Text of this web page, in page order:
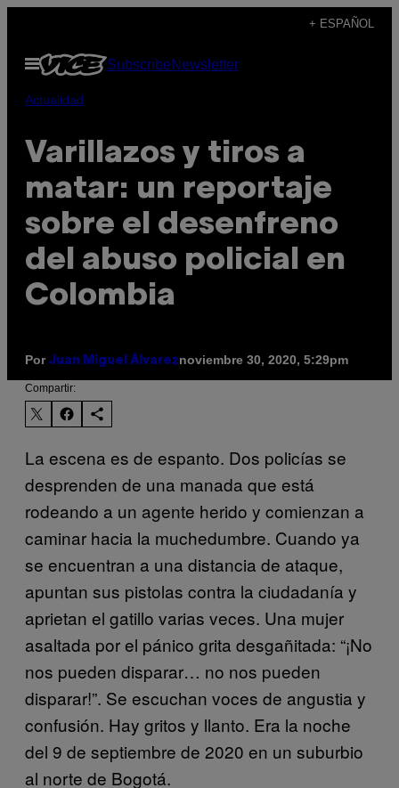
contenido
+ ESPAÑOL
Abrir
Menú
SubscribeNewsletter
Actualidad
Varillazos y tiros a
matar: un reportaje
sobre el desenfreno
del abuso policial en
Colombia
Por Juan Miguel Álvareznoviembre 30, 2020, 5:29pm
Compartir:
La escena es de espanto. Dos policías se
desprenden de una manada que está
rodeando a un agente herido y comienzan a
caminar hacia la muchedumbre. Cuando ya
se encuentran a una distancia de ataque,
apuntan sus pistolas contra la ciudadanía y
aprietan el gatillo varias veces. Una mujer
asaltada por el pánico grita desgañitada: “¡No
nos pueden disparar… no nos pueden
disparar!”. Se escuchan voces de angustia y
confusión. Hay gritos y llanto. Era la noche
del 9 de septiembre de 2020 en un suburbio
al norte de Bogotá.